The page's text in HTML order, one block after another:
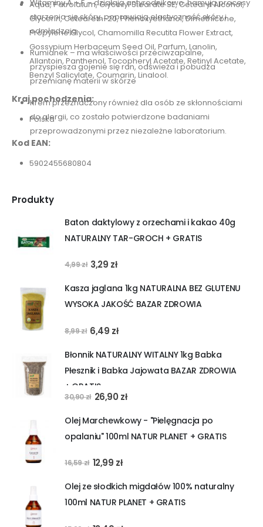
Witaminy A + E – działają antyrodnikowo, hamują procesy
starzenia się skóry, poprawiają elastyczność skóry i
odmładzają
Rumianek – ma właściwości przeciwzapalne,
przyspiesza gojenie się ran, odświeża i pobudza
przemianę materii w skórze
​Krem przeznaczony również dla osób ze skłonnościami
do alergii, co zostało potwierdzone badaniami
przeprowadzonymi przez niezależne laboratorium.
Aqua, Petrolatum, Glyceryl Stearate SE, Cetearyl Alcohol,
Glycerin, Ceteareth-20, Phenoxyethanol, Dimethicone,
Propylene Glycol, Chamomilla Recutita Flower Extract,
Gossypium Herbaceum Seed Oil, Parfum, Lanolin,
Allantoin, Panthenol, Tocopheryl Acetate, Retinyl Acetate,
Benzyl Salicylate, Coumarin, Linalool.
Kraj pochodzenia:
Polska
Kod EAN:
5902455680804
Produkty
Baton daktylowy z orzechami i kakao 40g
NATURALNY TAR-GROCH + GRATIS
4,99zł Pierwotna
wynosiła:
4,99 zł.
3,29 złAktualna
wynosi:
3,29 zł.
Kasza jaglana 1kg NATURALNA BEZ GLUTENU
WYSOKA JAKOŚĆ BAZAR ZDROWIA
8,99zł Pierwotna
wynosiła:
8,99 zł.
6,49 złAktualna
wynosi:
6,49 zł.
Błonnik NATURALNY WITALNY 1kg Babka
Płesznik i Babka Jajowata BAZAR ZDROWIA
+ GRATIS
30,90zł Pierwotna
wynosiła:
30,90 zł.
26,90 złAktualna
wynosi:
26,90 zł.
Olej Marchewkowy - "Pielęgnacja po
opalaniu" 100ml NATUR PLANET + GRATIS
16,59zł Pierwotna
wynosiła:
16,59 zł.
12,99 złAktualna
wynosi:
12,99 zł.
Olej ze słodkich migdałów 100% naturalny
100ml NATUR PLANET + GRATIS